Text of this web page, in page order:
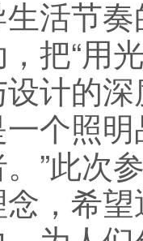
活节
把“用
计的
个照
”此次
，希